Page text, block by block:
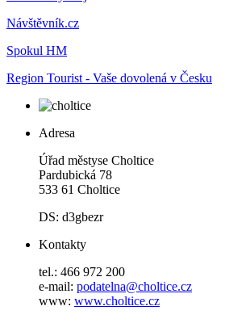
Návštěvník.cz
Spokul HM
Region Tourist - Vaše dovolená v Česku
Adresa
Úřad městyse Choltice
Pardubická 78
533 61 Choltice
DS: d3gbezr
Kontakty
tel.: 466 972 200
e-mail: podatelna@choltice.cz
www: www.choltice.cz